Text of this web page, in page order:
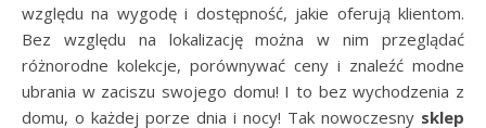
względu na wygodę i dostępność, jakie oferują klientom.
Bez względu na lokalizację można w nim przeglądać
różnorodne kolekcje, porównywać ceny i znaleźć modne
ubrania w zaciszu swojego domu! I to bez wychodzenia z
domu, o każdej porze dnia i nocy! Tak nowoczesny sklep